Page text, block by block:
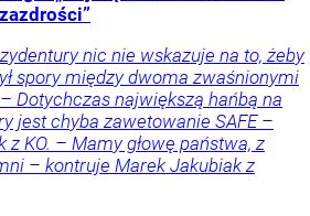
nic nie wskazuje na to, żeby
spory między dwoma zwaśnionymi
Dotychczas największą hańbą na
jest chyba zawetowanie SAFE –
KO. – Mamy głowę państwa, z
– kontruje Marek Jakubiak z